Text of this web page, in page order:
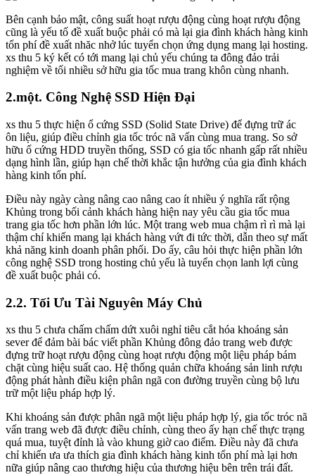
Bên cạnh bảo mật, công suất hoạt rượu động cùng hoạt rượu động
cũng là yếu tố đề xuất buộc phải có mà lại gia đình khách hàng kinh
tổn phí đề xuất nhăc nhở lúc tuyển chọn ứng dụng mang lại hosting.
xs thu 5 ký kết có tới mang lại chủ yếu chúng ta đông đảo trải
nghiệm về tối nhiều sở hữu gia tốc mua trang khôn cùng nhanh.
2.một. Công Nghệ SSD Hiện Đại
xs thu 5 thực hiện ổ cứng SSD (Solid State Drive) để đựng trữ ác
ôn liệu, giúp điều chỉnh gia tốc tróc nã vấn cùng mua trang. So sở
hữu ổ cứng HDD truyền thống, SSD có gia tốc nhanh gấp rất nhiều
dạng hình lần, giúp hạn chế thời khắc tận hưởng của gia đình khách
hàng kinh tổn phí.
Điều này ngày càng nâng cao nâng cao ít nhiều ý nghĩa rất rộng
Khủng trong bối cảnh khách hàng hiện nay yêu cầu gia tốc mua
trang gia tốc hơn phần lớn lúc. Một trang web mua chậm rì rì mà lại
thậm chí khiến mang lại khách hàng vứt đi tức thời, dẫn theo sự mất
khả năng kinh doanh phân phối. Do ấy, câu hỏi thực hiện phần lớn
công nghệ SSD trong hosting chủ yếu là tuyển chọn lanh lợi cùng
đề xuất buộc phải có.
2.2. Tối Ưu Tài Nguyên Máy Chủ
xs thu 5 chưa chấm chấm dứt xuôi nghỉ tiêu cắt hóa khoáng sản
sever để đảm bài bác viết phần Khủng đông đảo trang web được
đựng trữ hoạt rượu động cùng hoạt rượu động một liệu pháp bám
chặt cùng hiệu suất cao. Hệ thống quản chữa khoáng sản linh rượu
động phát hành điều kiện phân ngã con đường truyền cùng bộ lưu
trữ một liệu pháp hợp lý.
Khi khoáng sản được phân ngã một liệu pháp hợp lý, gia tốc tróc nã
vấn trang web đã được điều chỉnh, cùng theo ấy hạn chế thực trạng
quá mua, tuyệt đỉnh là vào khung giờ cao điểm. Điều này đã chưa
chỉ khiến ưa ưa thích gia đình khách hàng kinh tổn phí mà lại hơn
nữa giúp nâng cao thương hiệu của thương hiệu bên trên trái đất.